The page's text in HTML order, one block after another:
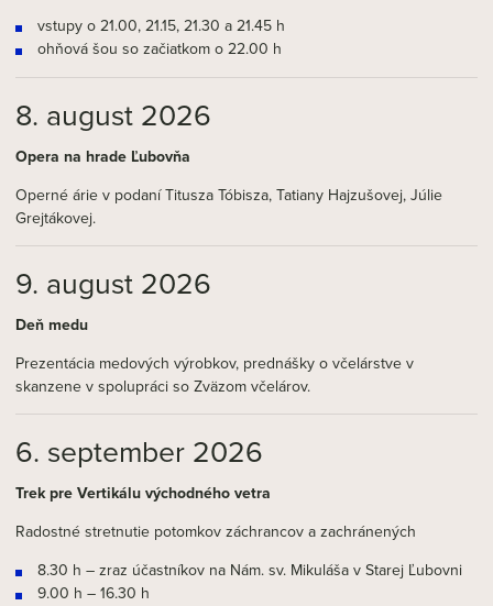
vstupy o 21.00, 21.15, 21.30 a 21.45 h
ohňová šou so začiatkom o 22.00 h
8. august 2026
Opera na hrade Ľubovňa
Operné árie v podaní Titusza Tóbisza, Tatiany Hajzušovej, Júlie
Grejtákovej.
9. august 2026
Deň medu
Prezentácia medových výrobkov, prednášky o včelárstve v
skanzene v spolupráci so Zväzom včelárov.
6. september 2026
Trek pre Vertikálu východného vetra
Radostné stretnutie potomkov záchrancov a zachránených
8.30 h – zraz účastníkov na Nám. sv. Mikuláša v Starej Ľubovni
9.00 h – 16.30 h